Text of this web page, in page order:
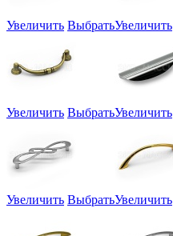
Увеличить ВыбратьУвеличить
Увеличить ВыбратьУвеличить
Увеличить ВыбратьУвеличить